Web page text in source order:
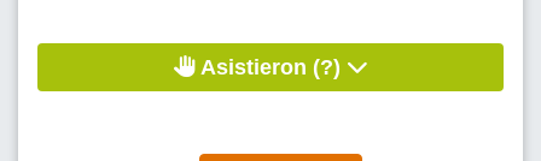
Asistieron (?)